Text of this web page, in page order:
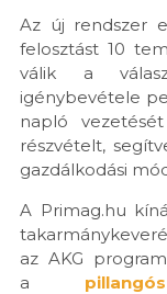
Az új rendszer
felosztást 10
válik a
igénybevétele
napló
részvételt,
gazdálkodási
A Primag.hu
az AKG
a